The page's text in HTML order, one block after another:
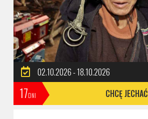
02.10.2026 - 18.10.2026
17DNI CHCĘ JECHAĆ